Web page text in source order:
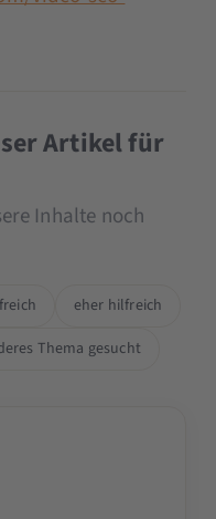
Artikel für
Inhalte noch
eher hilfreich
Thema gesucht